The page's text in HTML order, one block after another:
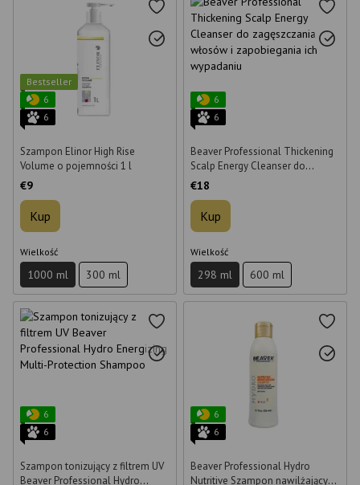
Bestseller
6
6
Szampon Elinor High Rise
Volume o pojemności 1 l
€9
Kup
Wielkość
1000 ml 300 ml
6
6
Beaver Professional Thickening
Scalp Energy Cleanser do
zagęszczania włosów i
ml
€18
Kup
Wielkość
298 ml 600 ml
6
6
Szampon tonizujący z filtrem UV
Beaver Professional Hydro
6
6
Beaver Professional Hydro
Nutritive Szampon nawilżający